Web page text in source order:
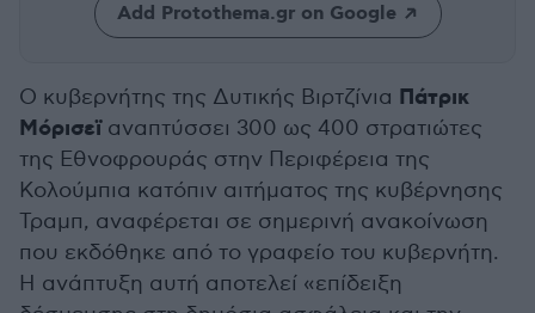
Add Protothema.gr on Google
Ο κυβερνήτης της Δυτικής Βιρτζίνια Πάτρικ
Μόρισεϊαναπτύσσει 300 ως 400 στρατιώτες
της Εθνοφρουράς στην Περιφέρεια της
Κολούμπια κατόπιν αιτήματος της κυβέρνησης
Τραμπ, αναφέρεται σε σημερινή ανακοίνωση
που εκδόθηκε από το γραφείο του κυβερνήτη.
Η ανάπτυξη αυτή αποτελεί «επίδειξη